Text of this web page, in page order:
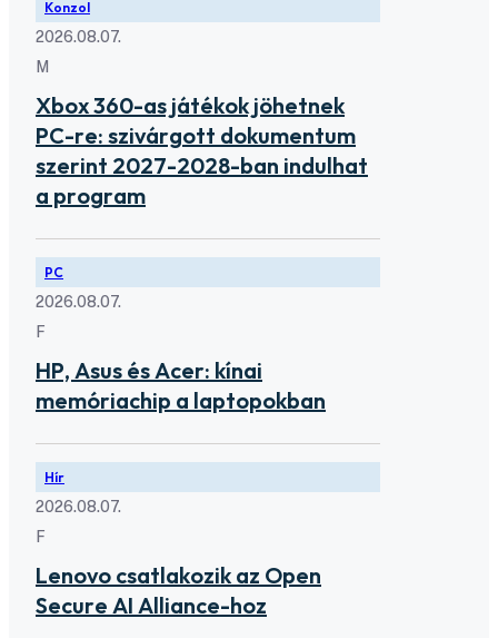
Konzol
2026.08.07.
M
Xbox 360-as játékok jöhetnek
PC-re: szivárgott dokumentum
szerint 2027-2028-ban indulhat
a program
PC
2026.08.07.
F
HP, Asus és Acer: kínai
memóriachip a laptopokban
Hír
2026.08.07.
F
Lenovo csatlakozik az Open
Secure AI Alliance-hoz